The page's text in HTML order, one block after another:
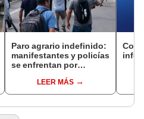
Paro agrario indefinido:
manifestantes y policías
se enfrentan por
LEER MÁS